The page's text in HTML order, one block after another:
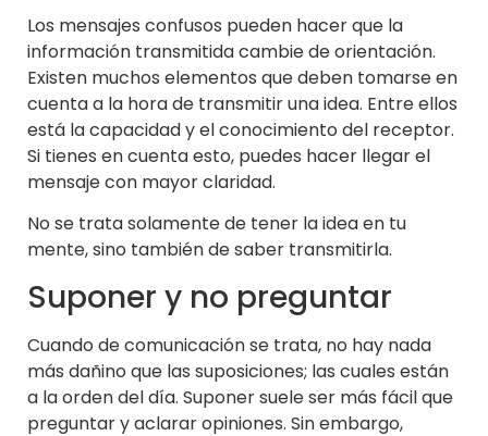
Los mensajes confusos pueden hacer que la
información transmitida cambie de orientación.
Existen muchos elementos que deben tomarse en
cuenta a la hora de transmitir una idea. Entre ellos
está la capacidad y el conocimiento del receptor.
Si tienes en cuenta esto, puedes hacer llegar el
mensaje con mayor claridad.
No se trata solamente de tener la idea en tu
mente, sino también de saber transmitirla.
Suponer y no preguntar
Cuando de comunicación se trata, no hay nada
más dañino que las suposiciones; las cuales están
a la orden del día. Suponer suele ser más fácil que
preguntar y aclarar opiniones. Sin embargo,